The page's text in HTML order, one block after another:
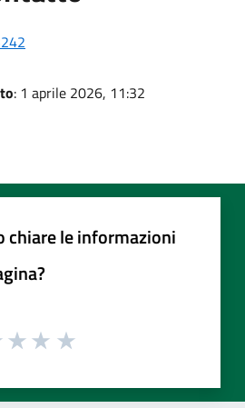
: 1 aprile 2026, 11:32
chiare le informazioni